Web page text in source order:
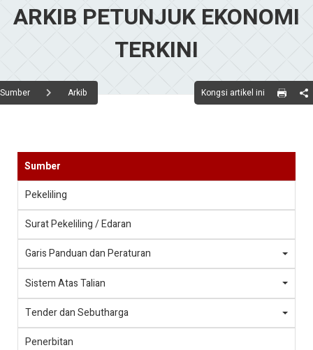
ARKIB PETUNJUK EKONOMI
TERKINI
Sumber Arkib Kongsi artikel ini
Sumber
Pekeliling
Surat Pekeliling / Edaran
Garis Panduan dan Peraturan
Sistem Atas Talian
Tender dan Sebutharga
Penerbitan